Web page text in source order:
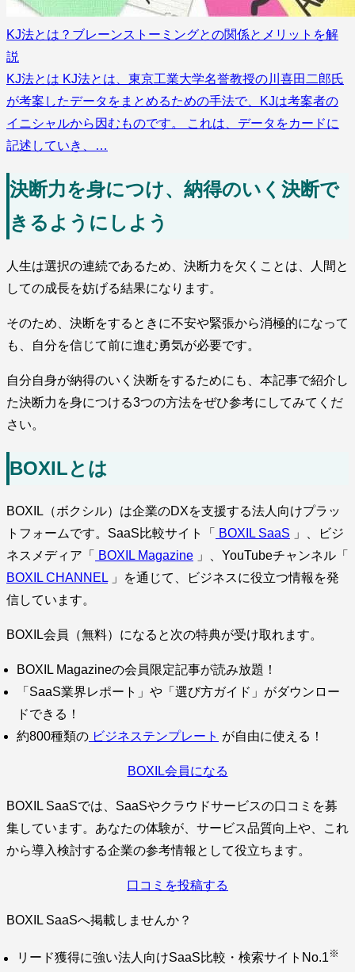
KJ法とは？ブレーンストーミングとの関係とメリットを解
説
KJ法とは KJ法とは、東京工業大学名誉教授の川喜田二郎氏
が考案したデータをまとめるための手法で、KJは考案者の
イニシャルから因むものです。 これは、データをカードに
記述していき、…
決断力を身につけ、納得のいく決断で
きるようにしよう
人生は選択の連続であるため、決断力を欠くことは、人間と
しての成長を妨げる結果になります。
そのため、決断をするときに不安や緊張から消極的になって
も、自分を信じて前に進む勇気が必要です。
自分自身が納得のいく決断をするためにも、本記事で紹介し
た決断力を身につける3つの方法をぜひ参考にしてみてくだ
さい。
BOXILとは
BOXIL（ボクシル）は企業のDXを支援する法人向けプラッ
トフォームです。SaaS比較サイト「
BOXIL SaaS 」、ビジ
ネスメディア「
BOXIL Magazine 」、YouTubeチャンネル「
BOXIL CHANNEL」を通じて、ビジネスに役立つ情報を発
信しています。
BOXIL会員（無料）になると次の特典が受け取れます。
BOXIL Magazineの会員限定記事が読み放題！
「SaaS業界レポート」や「選び方ガイド」がダウンロー
ドできる！
約800種類の ビジネステンプレート が自由に使える！
BOXIL会員になる
BOXIL SaaSでは、SaaSやクラウドサービスの口コミを募
集しています。あなたの体験が、サービス品質向上や、これ
から導入検討する企業の参考情報として役立ちます。
口コミを投稿する
BOXIL SaaSへ掲載しませんか？
リード獲得に強い法人向けSaaS比較・検索サイトNo.1※